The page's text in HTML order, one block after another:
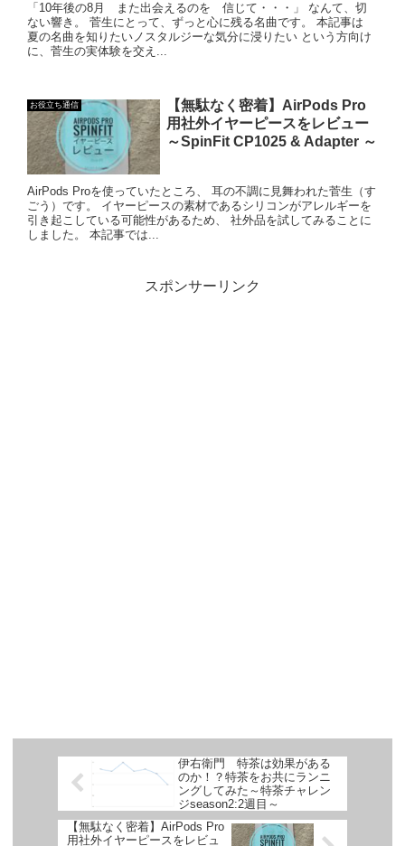
「10年後の8月 また出会えるのを 信じて・・・」 なんて、切
ない響き。 菅生にとって、ずっと心に残る名曲です。 本記事は
夏の名曲を知りたいノスタルジーな気分に浸りたい という方向け
に、菅生の実体験を交え...
お役立ち通信
【無駄なく密着】AirPods Pro
用社外イヤーピースをレビュー
～SpinFit CP1025 & Adapter ～
AirPods Proを使っていたところ、 耳の不調に見舞われた菅生（す
ごう）です。 イヤーピースの素材であるシリコンがアレルギーを
引き起こしている可能性があるため、 社外品を試してみることに
しました。 本記事では...
スポンサーリンク
伊右衛門 特茶は効果がある
のか！？特茶をお共にランニ
ングしてみた～特茶チャレン
ジseason2:2週目～
【無駄なく密着】AirPods Pro
用社外イヤーピースをレビュ